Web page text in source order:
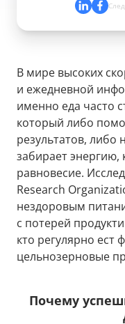
В мире высоких
и ежедневной
именно еда часто
который либо
результатов, либо
забирает
равновесие.
Research
нездоровым
с потерей
кто регулярно ест
цельнозерновые
Почему